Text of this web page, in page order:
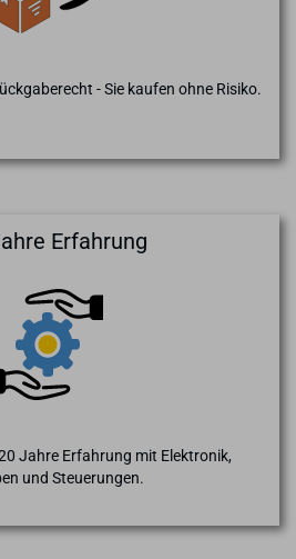
- Sie kaufen ohne Risiko.
Erfahrung
Jahre Erfahrung mit Elektronik,
und Steuerungen.